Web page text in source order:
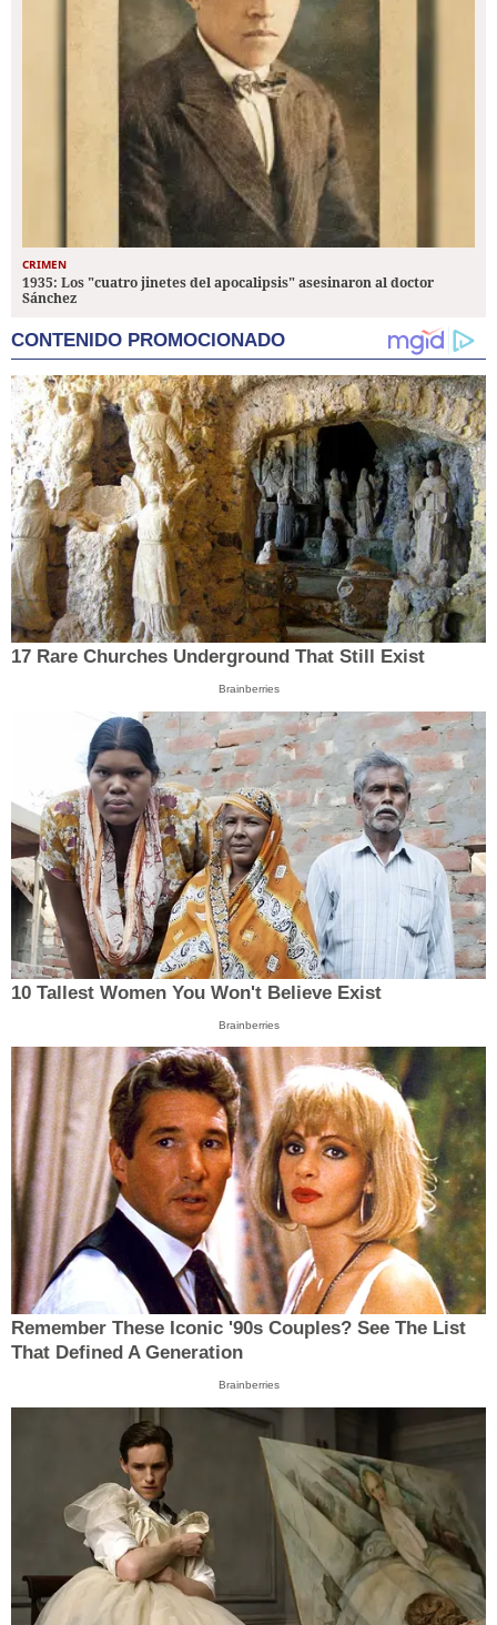
CRIMEN
1935: Los "cuatro jinetes del apocalipsis" asesinaron al doctor
Sánchez
CONTENIDO PROMOCIONADO
17 Rare Churches Underground That Still Exist
Brainberries
10 Tallest Women You Won't Believe Exist
Brainberries
Remember These Iconic '90s Couples? See The List
That Defined A Generation
Brainberries